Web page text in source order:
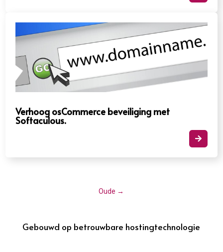
Verhoog osCommerce beveiliging met
Softaculous.​

Oude →
Gebouwd op betrouwbare hostingtechnologie